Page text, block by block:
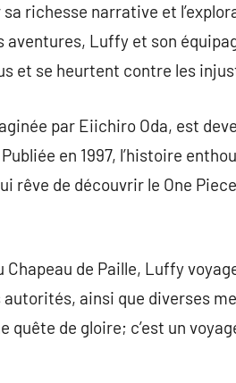
richesse narrative et
aventures, Luffy et son
et se heurtent contre les
par Eiichiro Oda, est
en 1997, l’histoire
rêve de découvrir le One
Chapeau de Paille, Luffy
ainsi que diverses
quête de gloire; c’est un